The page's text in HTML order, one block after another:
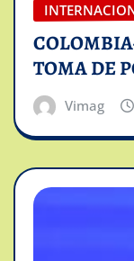
TOMA DE
Vimag